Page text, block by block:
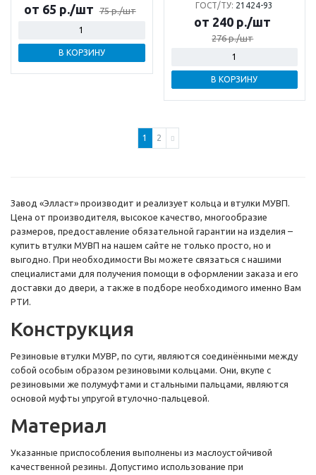
от 65 р./шт 75 р./шт
В КОРЗИНУ
ГОСТ/ТУ: 21424-93
от 240 р./шт
276 р./шт
В КОРЗИНУ
1 2
Завод «Элласт» производит и реализует кольца и втулки МУВП.
Цена от производителя, высокое качество, многообразие
размеров, предоставление обязательной гарантии на изделия –
купить втулки МУВП на нашем сайте не только просто, но и
выгодно. При необходимости Вы можете связаться с нашими
специалистами для получения помощи в оформлении заказа и его
доставки до двери, а также в подборе необходимого именно Вам
РТИ.
Конструкция
Резиновые втулки МУВР, по сути, являются соединёнными между
собой особым образом резиновыми кольцами. Они, вкупе с
резиновыми же полумуфтами и стальными пальцами, являются
основой муфты упругой втулочно-пальцевой.
Материал
Указанные приспособления выполнены из маслоустойчивой
качественной резины. Допустимо использование при